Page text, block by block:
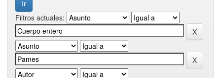
Filtros actuales: